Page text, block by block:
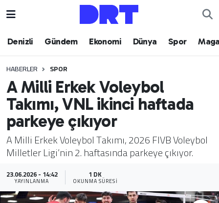
Denizli Gündem Ekonomi Dünya Spor
HABERLER SPOR
A Milli Erkek Voleybol
Takımı, VNL ikinci haftada
parkeye çıkıyor
A Milli Erkek Voleybol Takımı, 2026 FIVB Voleybol
Milletler Ligi’nin 2. haftasında parkeye çıkıyor.
23.06.2026 - 14:42
YAYINLANMA
1 DK
OKUNMA SÜRESI
Denizli
Ekonomi
Dünya
Spor
Magazin
Teknoloji
Hava Durumu
Puan Durumu ve Fikstür
Tüm Manşetler
Son Dakika Haberleri
Haber Arşivi